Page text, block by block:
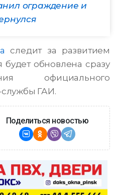
ограждение и
следит за развитием
обновлена сразу
официального
ГАИ.
Поделиться новостью